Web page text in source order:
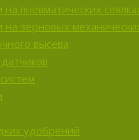
пневматических
на зерновых
высева
удобрений